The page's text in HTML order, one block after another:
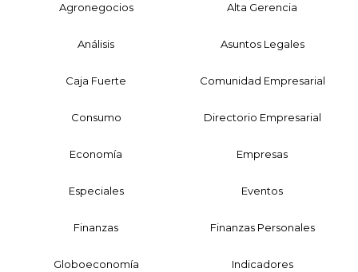
Agronegocios Alta Gerencia
Análisis Asuntos Legales
Caja Fuerte Comunidad Empresarial
Consumo Directorio Empresarial
Economía Empresas
Especiales Eventos
Finanzas Finanzas Personales
Globoeconomía Indicadores